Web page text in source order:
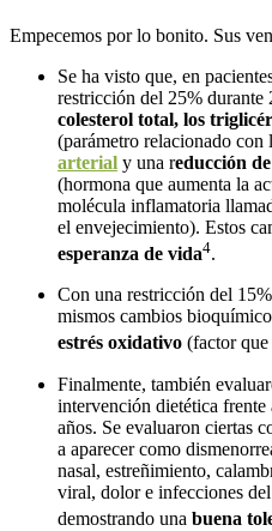
Empecemos por lo bonito. Sus
Se ha visto que, en
restricción del 25% durante
colesterol total, los
(parámetro relacionado con
arterial y una reducción
(hormona que aumenta la
molécula inflamatoria
el envejecimiento). Estos
esperanza de vida4.
Con una restricción del
mismos cambios
estrés oxidativo (factor
Finalmente, también
intervención dietética
años. Se evaluaron ciertas
a aparecer como
nasal, estreñimiento,
viral, dolor e infecciones
demostrando una buena